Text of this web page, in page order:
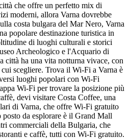
che offre un perfetto mix di
moderni, allora Varna dovrebbe
costa bulgara del Mar Nero, Varna
popolare destinazione turistica in
di luoghi culturali e storici
Archeologico e l'Acquario di
città ha una vita notturna vivace, con
scegliere. Trova il Wi-Fi a Varna è
luoghi popolari con Wi-Fi
Wi-Fi per trovare la posizione più
devi visitare Costa Coffee, una
di Varna, che offre Wi-Fi gratuito
da esplorare è il Grand Mall
commerciali della Bulgaria, che
e caffè, tutti con Wi-Fi gratuito.